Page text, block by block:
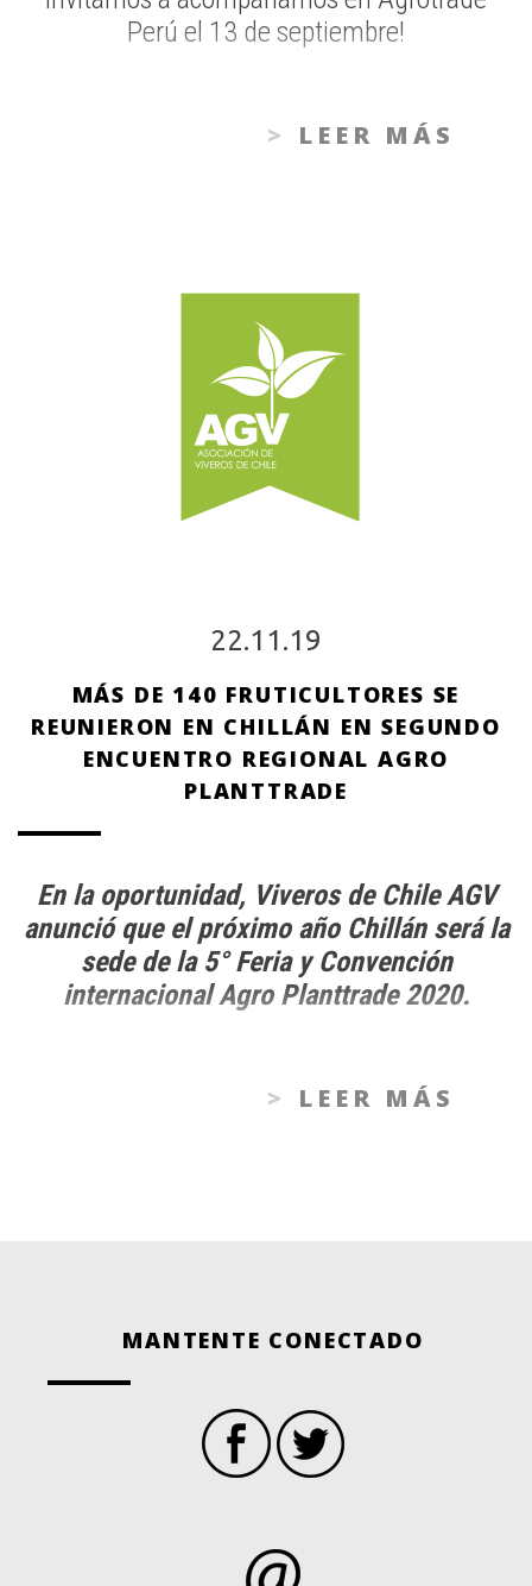
Perú el 13 de septiembre!
LEER MÁS
22.11.19
MÁS DE 140 FRUTICULTORES SE
REUNIERON EN CHILLÁN EN SEGUNDO
ENCUENTRO REGIONAL AGRO
PLANTTRADE
En la oportunidad, Viveros de Chile AGV
anunció que el próximo año Chillán será la
sede de la 5° Feria y Convención
internacional Agro Planttrade 2020.
LEER MÁS
MANTENTE CONECTADO